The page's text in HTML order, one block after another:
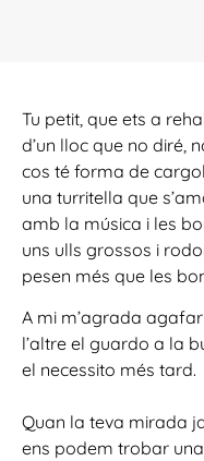
Tu petit, que ets a
d’un lloc que no diré,
cos té forma de
una turritella que
amb la música i les
uns ulls grossos i
pesen més que les
A mi m’agrada
l’altre el guardo a la
el necessito més tard.
Quan la teva mirada
ens podem trobar